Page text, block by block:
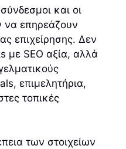
και οι
να επηρεάζουν
επιχείρησης. Δεν
με SEO αξία, αλλά
επιμελητήρια,
τοπικές
των στοιχείων